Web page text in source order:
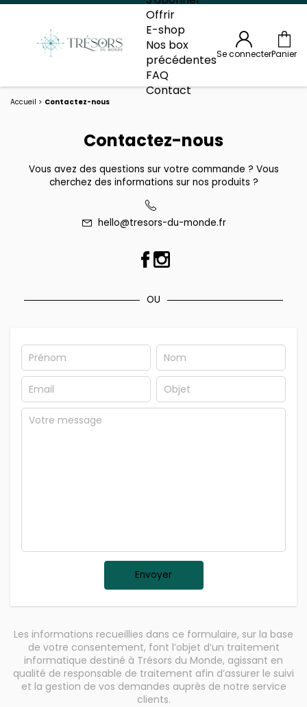
Offrir
E-shop
Nos box
précédentes
FAQ
Contact
Se connecterPanier
Accueil Contactez-nous
Contactez-nous
Vous avez des questions sur votre commande ? Vous
cherchez des informations sur nos produits ?
hello@tresors-du-monde.fr
OU
Envoyer
Les informations recueillies dans ce formulaire, sur la base
de votre consentement, font l’objet d’un traitement
informatique destiné à Trésors du Monde, agissant en
qualité de responsable de traitement afin d’assurer le suivi
et la gestion de vos demandes auprès de notre service
clients.